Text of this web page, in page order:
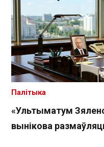
«Ультыматум
вынікова
Палітыка